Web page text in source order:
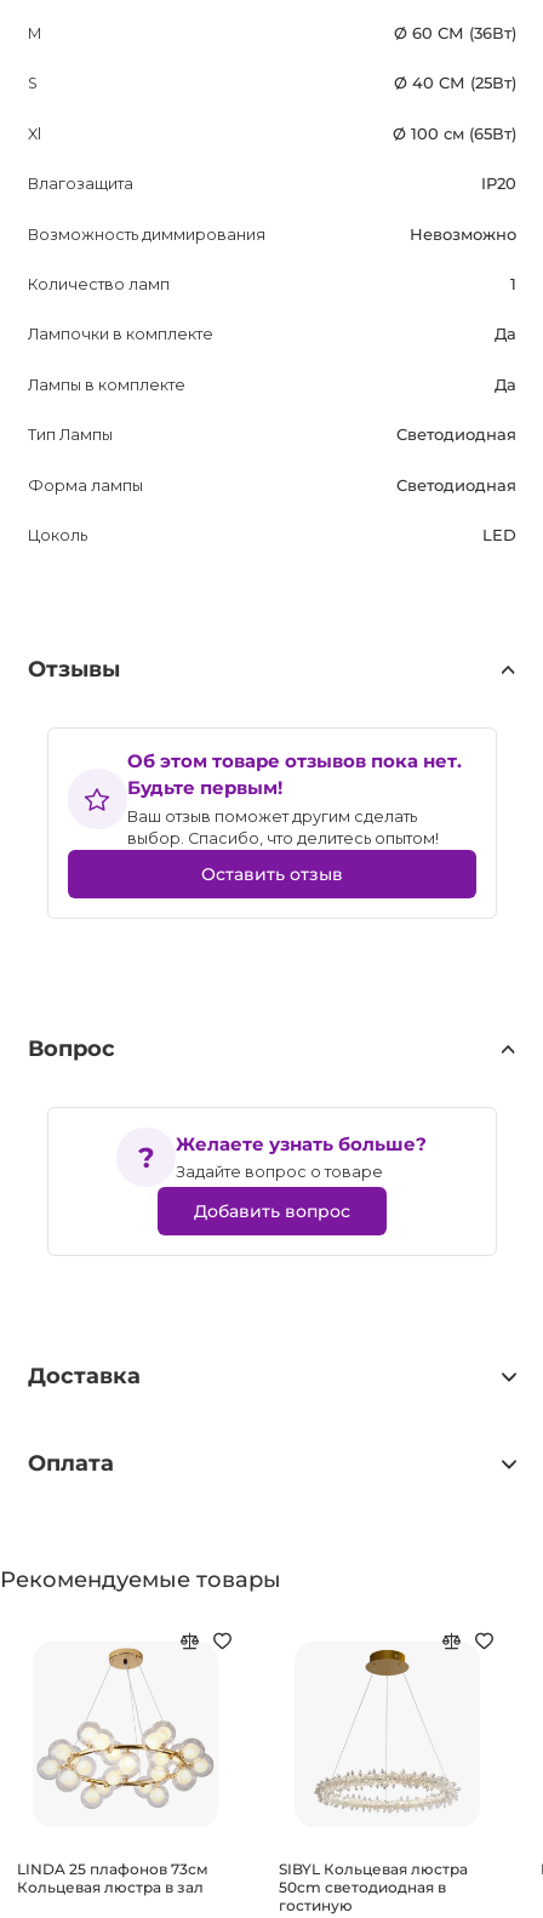
M Ø 60 СМ (36Вт)
S Ø 40 СМ (25Вт)
Xl Ø 100 см (65Вт)
Влагозащита IP20
Возможность диммирования Невозможно
Количество ламп 1
Лампочки в комплекте Да
Лампы в комплекте Да
Тип Лампы Светодиодная
Форма лампы Светодиодная
Цоколь LED
Отзывы
Об этом товаре отзывов пока нет.
Будьте первым!
Ваш отзыв поможет другим сделать
выбор. Спасибо, что делитесь опытом!
Оставить отзыв
Вопрос
Желаете узнать больше?
Задайте вопрос о товаре
Добавить вопрос
Доставка
Оплата
Рекомендуемые товары
LINDA 25 плафонов 73см
Кольцевая люстра в зал
SIBYL Кольцевая люстра
50cm светодиодная в
гостиную